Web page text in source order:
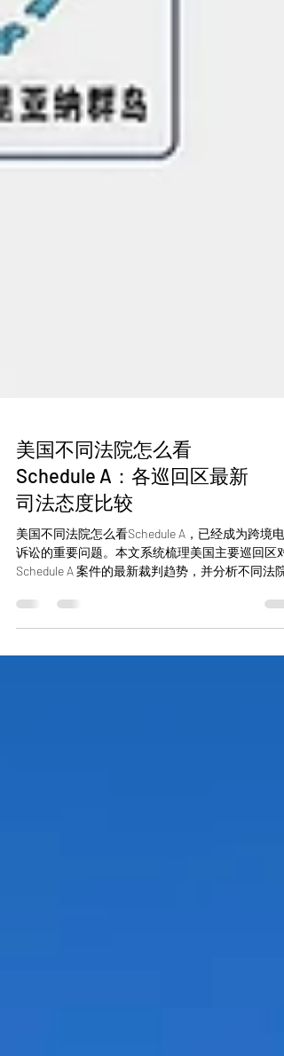
美国不同法院怎么看
Schedule A：各巡回区最新
司法态度比较
美国不同法院怎么看Schedule A，已经成为跨境电
诉讼的重要问题。本文系统梳理美国主要巡回区对
Schedule A 案件的最新裁判趋势，并分析不同法院